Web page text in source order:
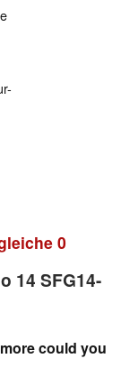
0
14 SFG14-
could you